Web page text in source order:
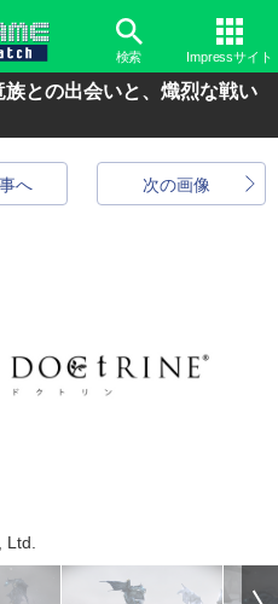
検索 Impressサイト
との出会いと、熾烈な戦い
次の画像
へ